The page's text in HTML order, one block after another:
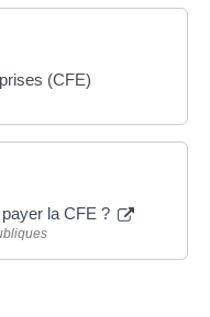
(CFE)
la CFE ?